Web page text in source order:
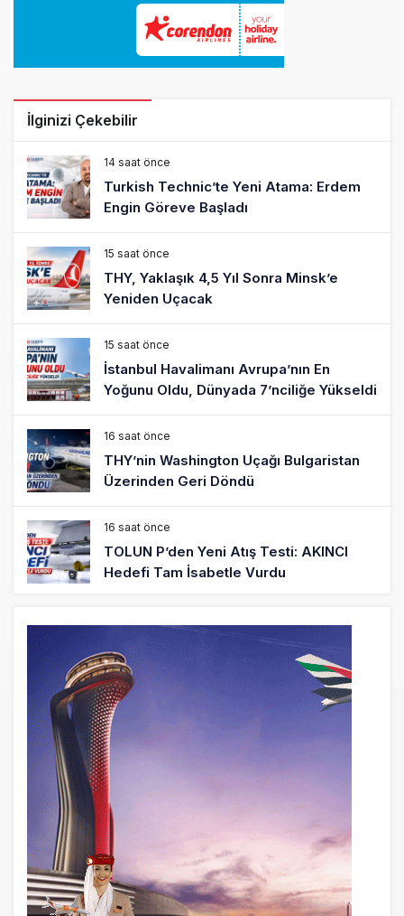
İlginizi Çekebilir
14 saat önce
Turkish Technic’te Yeni Atama: Erdem
Engin Göreve Başladı
15 saat önce
THY, Yaklaşık 4,5 Yıl Sonra Minsk’e
Yeniden Uçacak
15 saat önce
İstanbul Havalimanı Avrupa’nın En
Yoğunu Oldu, Dünyada 7’nciliğe Yükseldi
16 saat önce
THY’nin Washington Uçağı Bulgaristan
Üzerinden Geri Döndü
16 saat önce
TOLUN P’den Yeni Atış Testi: AKINCI
Hedefi Tam İsabetle Vurdu
Türkiye’nin Milli Motor Projelerinde Yeni
Dönem: TEI TEKNOLOJİ Kuruldu